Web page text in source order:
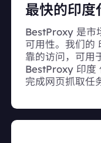
最快的印度
BestProxy 是市
可用性。我们的
靠的访问，可用
BestProxy 印度
完成网页抓取任